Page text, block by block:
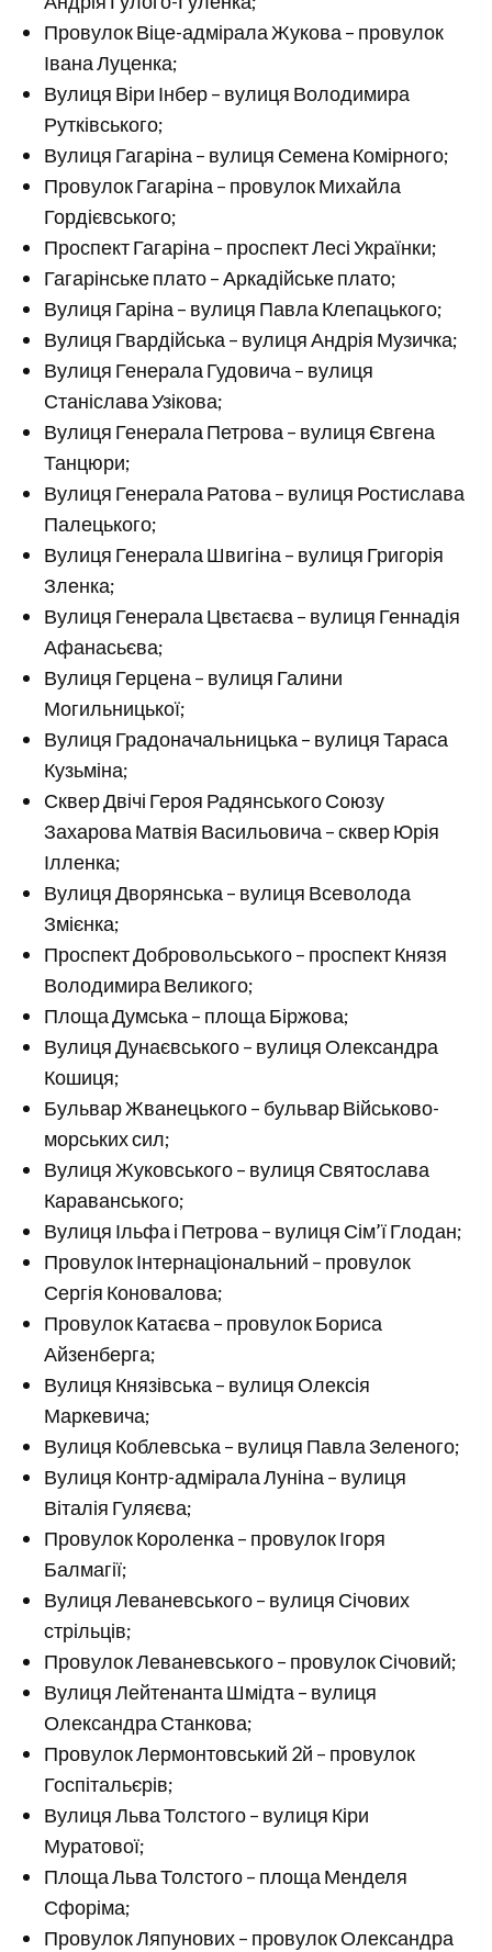
Провулок Віце-адмірала Жукова – провулок
Івана Луценка;
Вулиця Віри Інбер – вулиця Володимира
Рутківського;
Вулиця Гагаріна – вулиця Семена Комірного;
Провулок Гагаріна – провулок Михайла
Гордієвського;
Проспект Гагаріна – проспект Лесі Українки;
Гагарінське плато – Аркадійське плато;
Вулиця Гаріна – вулиця Павла Клепацького;
Вулиця Гвардійська – вулиця Андрія Музичка;
Вулиця Генерала Гудовича – вулиця
Станіслава Узікова;
Вулиця Генерала Петрова – вулиця Євгена
Танцюри;
Вулиця Генерала Ратова – вулиця Ростислава
Палецького;
Вулиця Генерала Швигіна – вулиця Григорія
Зленка;
Вулиця Генерала Цвєтаєва – вулиця Геннадія
Афанасьєва;
Вулиця Герцена – вулиця Галини
Могильницької;
Вулиця Градоначальницька – вулиця Тараса
Кузьміна;
Сквер Двічі Героя Радянського Союзу
Захарова Матвія Васильовича – сквер Юрія
Ілленка;
Вулиця Дворянська – вулиця Всеволода
Змієнка;
Проспект Добровольського – проспект Князя
Володимира Великого;
Площа Думська – площа Біржова;
Вулиця Дунаєвського – вулиця Олександра
Кошиця;
Бульвар Жванецького – бульвар Військово-
морських сил;
Вулиця Жуковського – вулиця Святослава
Караванського;
Вулиця Ільфа і Петрова – вулиця Сім’ї Глодан;
Провулок Інтернаціональний – провулок
Сергія Коновалова;
Провулок Катаєва – провулок Бориса
Айзенберга;
Вулиця Князівська – вулиця Олексія
Маркевича;
Вулиця Коблевська – вулиця Павла Зеленого;
Вулиця Контр-адмірала Луніна – вулиця
Віталія Гуляєва;
Провулок Короленка – провулок Ігоря
Балмагії;
Вулиця Леваневського – вулиця Січових
стрільців;
Провулок Леваневського – провулок Січовий;
Вулиця Лейтенанта Шмідта – вулиця
Олександра Станкова;
Провулок Лермонтовський 2й – провулок
Госпітальєрів;
Вулиця Льва Толстого – вулиця Кіри
Муратової;
Площа Льва Толстого – площа Менделя
Сфоріма;
Провулок Ляпунових – провулок Олександра